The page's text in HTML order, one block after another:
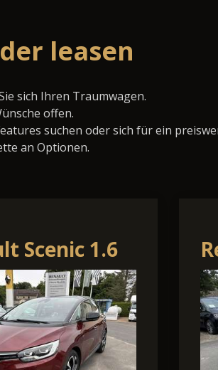
leasen
sich Ihren Traumwagen.
offen.
suchen oder sich für ein
an Optionen.
Scenic 1.6
Energy